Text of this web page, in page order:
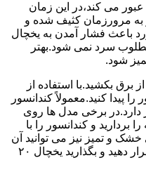
عبور می کند،در این زمان
به مرورزمان کثیف شده و
باعث فشار آمدن به یخچال
سرد نمی شود.بهتر
شود.
برق بکشید.با استفاده از
پیدا کنید.معمولاً کندانسور
برخی مدل ها روی
و کندانسور را با
خشک و تمیز نیز می توانید آن
را تمیز کنید.کندانسور را سر جایش قرار دهید و بگذارید یخچال ۲۰